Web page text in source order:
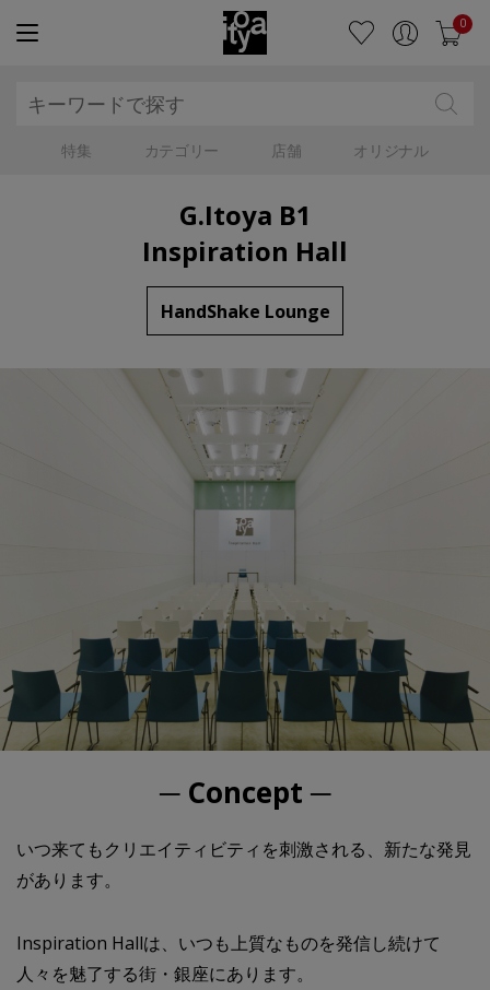
0
特集 カテゴリー 店舗 オリジナル
G.Itoya B1
Inspiration Hall
HandShake Lounge
─ Concept ─
いつ来てもクリエイティビティを刺激される、新たな発見
があります。
Inspiration Hallは、いつも上質なものを発信し続けて
人々を魅了する街・銀座にあります。